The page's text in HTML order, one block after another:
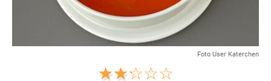
Foto User Katerchen